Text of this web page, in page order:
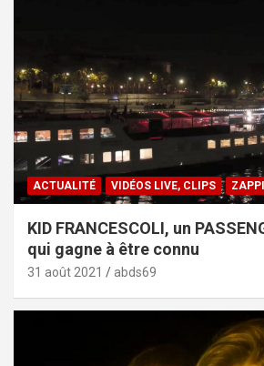
ACTUALITÉ VIDÉOS LIVE, CLIPS
KID FRANCESCOLI, un
qui gagne à être connu
31 août 2021 abds69